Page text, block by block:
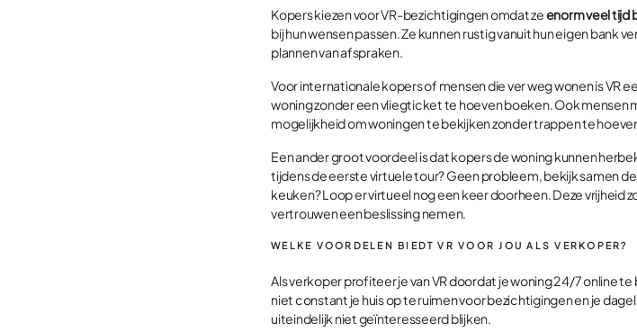
Kopers kiezen voor VR-bezichtigingen omdat zeenorm veel tijd
bij hun wensen passen. Ze kunnen rustig vanuit hun eigen bank
plannen van afspraken.
Voor internationale kopers of mensen die ver weg wonen is VR
woning zonder een vliegticket te hoeven boeken. Ook
mogelijkheid om woningen te bekijken zonder trappen te
Een ander groot voordeel is dat kopers de woning kunnen
tijdens de eerste virtuele tour? Geen probleem, bekijk samen
keuken? Loop er virtueel nog een keer doorheen. Deze
vertrouwen een beslissing nemen.
WELKE VOORDELEN BIEDT VR VOOR JOU ALS VERKOPER?
Als verkoper profiteer je van VR doordat je woning 24/7 online
niet constant je huis op te ruimen voor bezichtigingen en je
uiteindelijk niet geïnteresseerd blijken.